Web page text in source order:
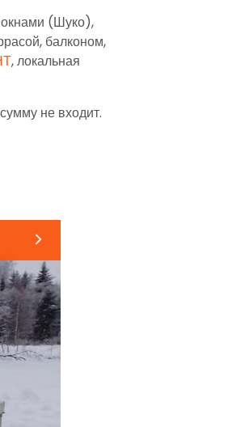
окнами (Шуко),
балконом,
, локальная
не входит.